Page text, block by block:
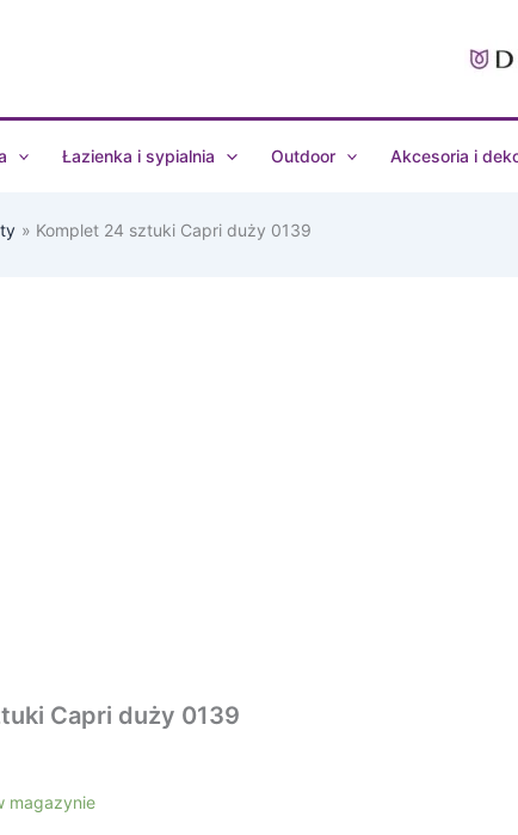
Łazienka i sypialnia Outdoor Akcesoria i
Komplet 24 sztuki Capri duży 0139
Capri duży 0139
magazynie